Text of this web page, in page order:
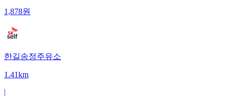
1,878원
한길송정주유소
1.41km
|